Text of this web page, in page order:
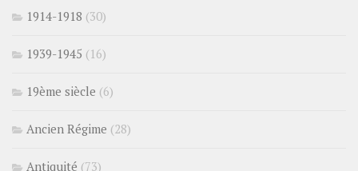
1914-1918 (30)
1939-1945 (16)
19ème siècle (6)
Ancien Régime (28)
Antiquité (73)